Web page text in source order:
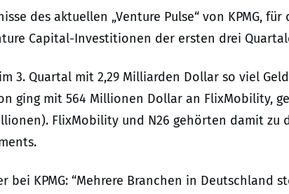
des aktuellen „Venture Pulse“ von KPMG,
Capital-Investitionen der ersten drei
3. Quartal mit 2,29 Milliarden Dollar so viel
ging mit 564 Millionen Dollar an FlixMobility,
FlixMobility und N26 gehörten damit zu
bei KPMG: “Mehrere Branchen in Deutschland